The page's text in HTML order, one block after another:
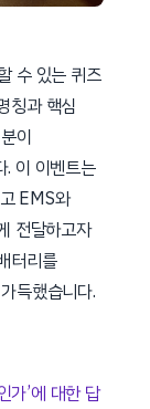
수 있는 퀴즈
칭과 핵심
이
. 이 이벤트는
EMS와
전달하고자
터리를
득했습니다.
가’에 대한 답